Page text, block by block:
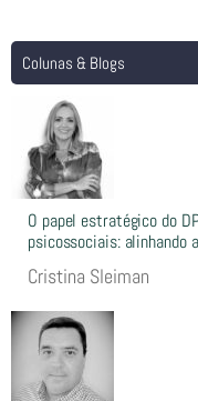
Colunas & Blogs
O papel estratégico do
psicossociais: alinhando
Cristina Sleiman